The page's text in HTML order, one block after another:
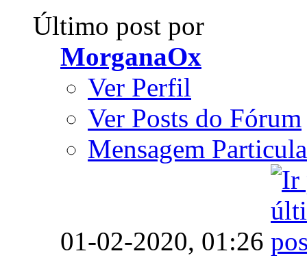
Último post por
MorganaOx
Ver Perfil
Ver Posts do Fórum
Mensagem
01-02-2020, 01:26